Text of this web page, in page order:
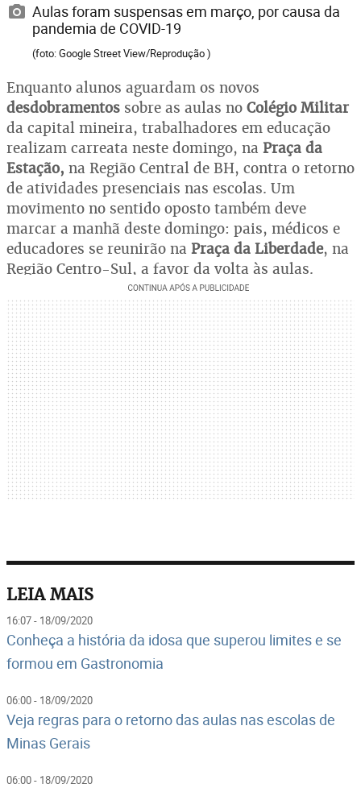
Aulas foram suspensas em março, por causa da
pandemia de COVID-19
(foto: Google Street View/Reprodução )
Enquanto alunos aguardam os novos
desdobramentos sobre as aulas no Colégio Militar
da capital mineira, trabalhadores em educação
realizam carreata neste domingo, na Praça da
Estação, na Região Central de BH, contra o retorno
de atividades presenciais nas escolas. Um
movimento no sentido oposto também deve
marcar a manhã deste domingo: pais, médicos e
educadores se reunirão na Praça da Liberdade, na
Região Centro-Sul, a favor da volta às aulas.
LEIA MAIS
16:07 - 18/09/2020
Conheça a história da idosa que superou limites e se
formou em Gastronomia
06:00 - 18/09/2020
Veja regras para o retorno das aulas nas escolas de
Minas Gerais
06:00 - 18/09/2020